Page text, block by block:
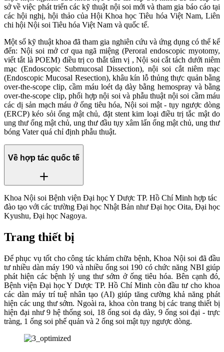
sở về việc phát triển các kỹ thuật nội soi mới và tham gia báo cáo tại
các hội nghị, hội thảo của Hội Khoa học Tiêu hóa Việt Nam, Liên
chi hội Nội soi Tiêu hóa Việt Nam và quốc tế.
Một số kỹ thuật khoa đã tham gia nghiên cứu và ứng dụng có thể kể
đến: Nội soi mở cơ qua ngã miệng (Peroral endoscopic myotomy,
viết tắt là POEM) điều trị co thắt tâm vị , Nội soi cắt tách dưới niêm
mạc (Endoscopic Submucosal Dissection), nội soi cắt niêm mạc
(Endoscopic Mucosal Resection), khâu kín lỗ thủng thực quản bằng
over-the-scope clip, cầm máu loét dạ dày bằng hemospray và bằng
over-the-scope clip, phối hợp nội soi và phẫu thuật nội soi cầm máu
các dị sản mạch máu ở ống tiêu hóa, Nội soi mật - tụy ngược dòng
(ERCP) kéo sỏi ống mật chủ, đặt stent kim loại điều trị tắc mật do
ung thư ống mật chủ, ung thư đầu tụy xâm lấn ống mật chủ, ung thư
bóng Vater quá chỉ định phẫu thuật.
Về hợp tác quốc tế
Khoa Nội soi Bệnh viện Đại học Y Dược TP. Hồ Chí Minh hợp tác
đào tạo với các trường Đại học Nhật Bản như Đại học Oita, Đại học
Kyushu, Đại học Nagoya.
Trang thiết bị
Để phục vụ tốt cho công tác khám chữa bệnh, Khoa Nội soi đã đầu
tư nhiều dàn máy 190 và nhiều ống soi 190 có chức năng NBI giúp
phát hiện các bệnh lý ung thư sớm ở ống tiêu hóa. Bên cạnh đó,
Bệnh viện Đại học Y Dược TP. Hồ Chí Minh còn đầu tư cho khoa
các dàn máy trí tuệ nhân tạo (AI) giúp tăng cường khả năng phát
hiện các ung thư sớm. Ngoài ra, khoa còn trang bị các trang thiết bị
hiện đại như 9 hệ thống soi, 18 ống soi dạ dày, 9 ống soi đại - trực
tràng, 1 ống soi phế quản và 2 ống soi mật tụy ngược dòng.